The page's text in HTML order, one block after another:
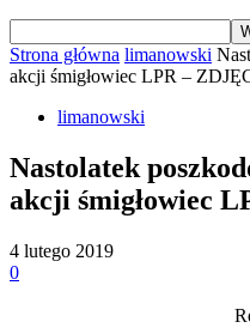
Strona główna limanowski
akcji śmigłowiec LPR –
limanowski
Nastolatek
akcji śmigłowiec
4 lutego 2019
0